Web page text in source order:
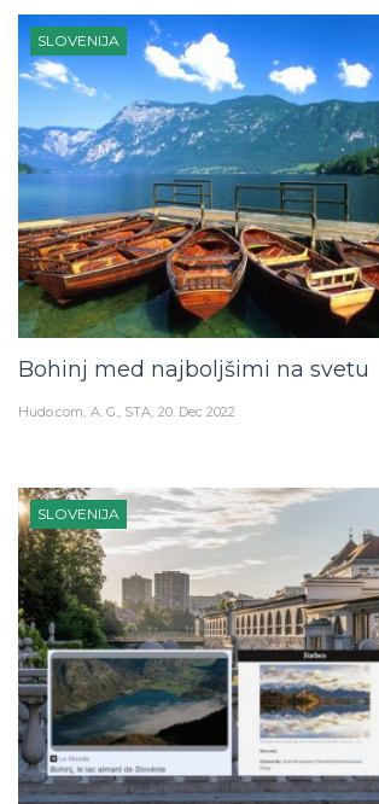
SLOVENIJA
Bohinj med najboljšimi na svetu
Hudo.com A. G., STA 20. Dec 2022
SLOVENIJA